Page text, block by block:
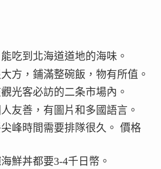
吃到北海道道地的海味。
方，鋪滿整碗飯，物有所值。
光客必訪的二条市場內。
友善，有圖片和多國語言。
峰時間需要排隊很久。 價格
鮮丼都要3-4千日幣。